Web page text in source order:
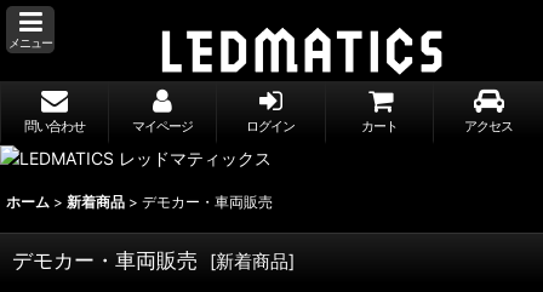
メニュー
問い合わせ マイページ ログイン カート アクセス
ホーム > 新着商品 > デモカー・車両販売
デモカー・車両販売 [新着商品]